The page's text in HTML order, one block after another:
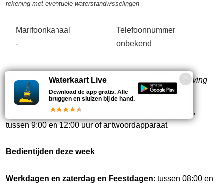
rekening met eventuele waterstandwisselingen
Marifoonkanaal
-
Telefoonnummer
onbekend
Spoorbrug in de lijn Zuidbroek - Stadskanaal. Seingeving
groep C.
Opmerking:Verzoek; Stichting Star tel. 0599-651890,
tussen 9:00 en 12:00 uur of antwoordapparaat.
Bedientijden deze week
Werkdagen en zaterdag en Feestdagen: tussen 08:00 en
Waterkaart Live
Download de app gratis. Alle
bruggen en sluizen bij de hand.